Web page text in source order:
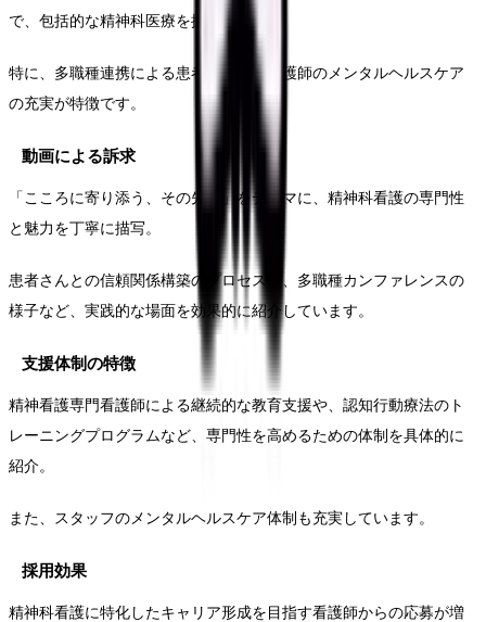
で、包括的な精神科医療を提供。
特に、多職種連携による患者支援と、看護師のメンタルヘルスケア
の充実が特徴です。
動画による訴求
「こころに寄り添う、その先へ」をテーマに、精神科看護の専門性
と魅力を丁寧に描写。
患者さんとの信頼関係構築のプロセスや、多職種カンファレンスの
様子など、実践的な場面を効果的に紹介しています。
支援体制の特徴
精神看護専門看護師による継続的な教育支援や、認知行動療法のト
レーニングプログラムなど、専門性を高めるための体制を具体的に
紹介。
また、スタッフのメンタルヘルスケア体制も充実しています。
採用効果
精神科看護に特化したキャリア形成を目指す看護師からの応募が増